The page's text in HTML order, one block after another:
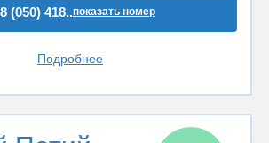
(050) 418..показать номер
Подробнее